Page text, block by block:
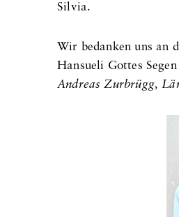
Silvia.
Wir bedanken uns an
Hansueli Gottes
Andreas Zurbrügg,